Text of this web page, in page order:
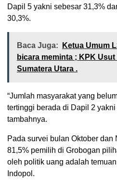
Dapil 5 yakni sebesar 31,3%
30,3%.
Baca Juga:
Ketua Umum
bicara meminta ; KPK
Sumatera Utara .
“Jumlah masyarakat yang
tertinggi berada di Dapil 2 yakni
tambahnya.
Pada survei bulan Oktober dan
81,5% pemilih di Grobogan
oleh politik uang adalah
Indopol.